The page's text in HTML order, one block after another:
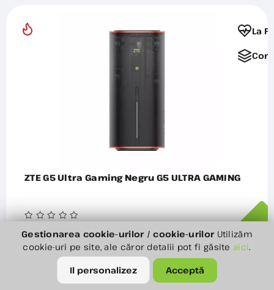
La
ZTE G5 Ultra Gaming Negru G5 ULTRA GAMING
1 99000 Lei
Gestionarea cookie-urilor / cookie-urilorUtilizăm
cookie-uri pe site, ale căror detalii pot fi găsiteaici.
Il personalizez
Acceptă